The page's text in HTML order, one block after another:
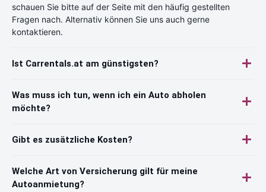
schauen Sie bitte auf der Seite mit den häufig gestellten
Fragen nach. Alternativ können Sie uns auch gerne
kontaktieren.
Ist Carrentals.at am günstigsten?
Was muss ich tun, wenn ich ein Auto abholen
möchte?
Gibt es zusätzliche Kosten?
Welche Art von Versicherung gilt für meine
Autoanmietung?